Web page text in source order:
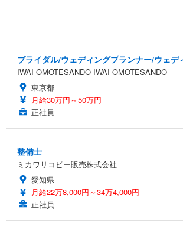
ブライダル/ウェディングプランナー/ウェデ
IWAI OMOTESANDO IWAI OMOTESANDO
東京都
月給30万円～50万円
正社員
整備士
ミカワリコピー販売株式会社
愛知県
月給22万8,000円～34万4,000円
正社員